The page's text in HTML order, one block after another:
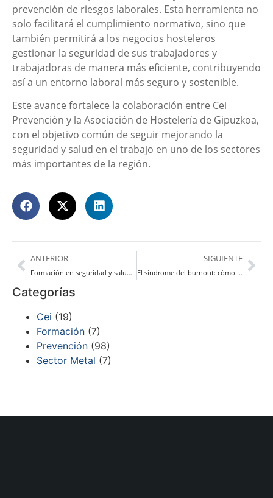
prevención de riesgos laborales. Esta herramienta no
solo facilitará el cumplimiento normativo, sino que
también permitirá a los negocios hosteleros
gestionar la seguridad de sus trabajadores y
trabajadoras de manera más eficiente, contribuyendo
así a un entorno laboral más seguro y sostenible.
Este avance fortalece la colaboración entre Cei
Prevención y la Asociación de Hostelería de Gipuzkoa,
con el objetivo común de seguir mejorando la
seguridad y salud en el trabajo en uno de los sectores
más importantes de la región.
ANTERIOR
Formación en seguridad y salud laboral en la actividad de recogida de manzana en el sector de las sidrerías
SIGUIENTE
El síndrome del burnout: cómo identificarlo y prevenirlo
Categorías
Cei (19)
Formación (7)
Prevención (98)
Sector Metal (7)